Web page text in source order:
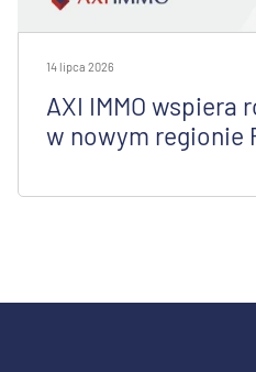
14 lipca 2026
AXI IMMO wspiera
w nowym regionie